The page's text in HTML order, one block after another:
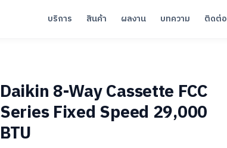
บริการ สินค้า ผลงาน บทความ ติดต่อ
Daikin 8-Way Cassette FCC
Series Fixed Speed 29,000
BTU